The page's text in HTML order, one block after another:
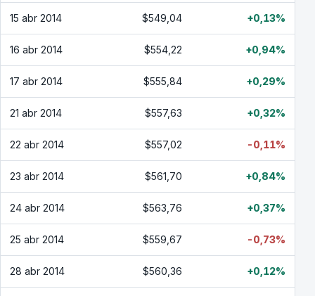
15 abr 2014 $549,04 +0,13%
16 abr 2014 $554,22 +0,94%
17 abr 2014 $555,84 +0,29%
21 abr 2014 $557,63 +0,32%
22 abr 2014 $557,02 -0,11%
23 abr 2014 $561,70 +0,84%
24 abr 2014 $563,76 +0,37%
25 abr 2014 $559,67 -0,73%
28 abr 2014 $560,36 +0,12%